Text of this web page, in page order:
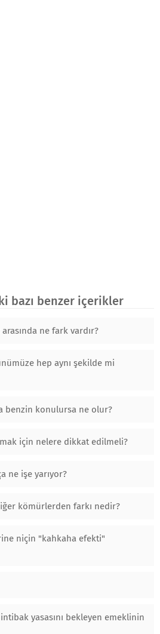
bazı benzer içerikler
ne fark vardır?
hep aynı şekilde mi
benzin konulursa ne olur?
için nelere dikkat edilmeli?
ne işe yarıyor?
kömürlerden farkı nedir?
niçin "kahkaha efekti"
yasasını bekleyen emeklinin